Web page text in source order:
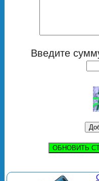
Введите
ОБНОВИТЬ